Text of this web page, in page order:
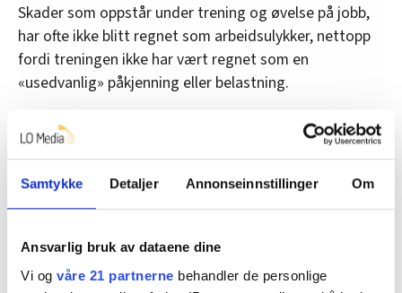
Samtykke Detaljer Annonseinnstillinger Om
Ansvarlig bruk av dataene dine
Vi og våre 21 partnerne behandler de personlige
Skader som oppstår under trening og øvelse på jobb,
har ofte ikke blitt regnet som arbeidsulykker, nettopp
fordi treningen ikke har vært regnet som en
«usedvanlig» påkjenning eller belastning.
– Dette er et kjempeproblem for oss. De fleste sånne
saker blir ikke godkjent som yrkesskade, sa FO-leder
Marianne Solberg til LO-Aktuelt i fjor høst.
Ber regjeringen endre reglene
Både FO og andre forbund har i lang tid jobbet for å få